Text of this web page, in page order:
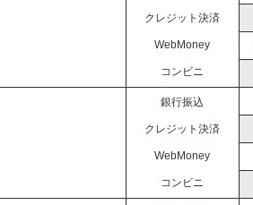
クレジット決済
WebMoney
コンビニ
銀行振込
クレジット決済
WebMoney
コンビニ